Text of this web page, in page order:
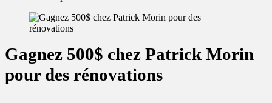
Gagnez 500$ chez Patrick Morin
pour des rénovations